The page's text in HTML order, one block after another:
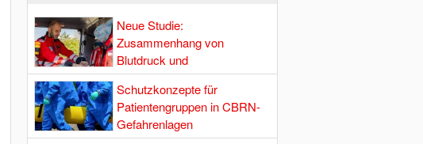
Neue Studie:
Zusammenhang von
Blutdruck und
Hirndurchblutung
Schutzkonzepte für
Patientengruppen in CBRN-
Gefahrenlagen